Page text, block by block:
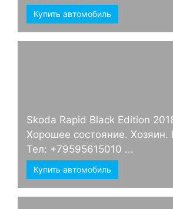
Купить автомобиль
Skoda Rapid Black Edition
Хорошее состояние.
Тел: +79595615010 ...
Купить автомобиль